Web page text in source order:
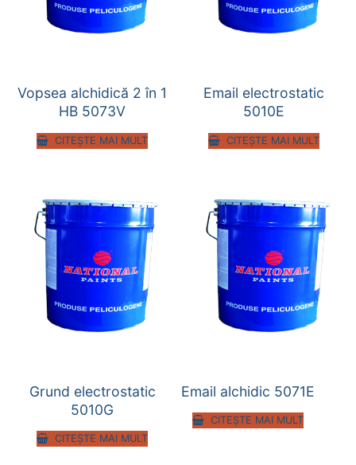
Vopsea alchidică 2 în 1
HB 5073V
CITEȘTE MAI MULT
Email electrostatic
5010E
CITEȘTE MAI MULT
Grund electrostatic
5010G
CITEȘTE MAI MULT
Email alchidic 5071E
CITEȘTE MAI MULT